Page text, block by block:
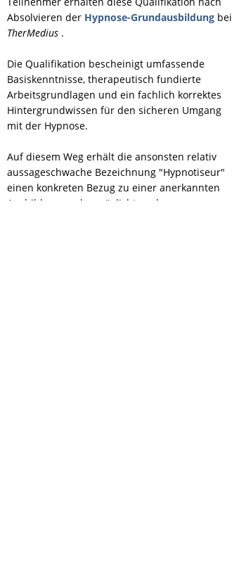
Absolvieren der Hypnose-Grundausbildung bei
TherMedius .
Die Qualifikation bescheinigt umfassende
Basiskenntnisse, therapeutisch fundierte
Arbeitsgrundlagen und ein fachlich korrektes
Hintergrundwissen für den sicheren Umgang
mit der Hypnose.
Auf diesem Weg erhält die ansonsten relativ
aussageschwache Bezeichnung "Hypnotiseur"
einen konkreten Bezug zu einer anerkannten
Ausbildung und ermöglicht es den